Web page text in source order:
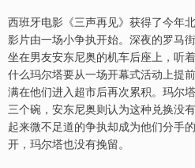
西班牙电影《三声再见》获得了今年
影片由一场小争执开始。深夜的罗马
坐在男友安东尼奥的机车后座上，听
什么玛尔塔要从一场开幕式活动上提
满在他们进入超市后再次累积。玛尔
三个碗，安东尼奥则认为这种兑换没
起来微不足道的争执却成为他们分手
开，玛尔塔也没有挽留。